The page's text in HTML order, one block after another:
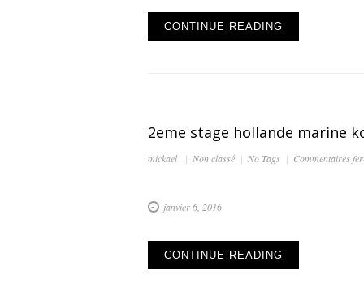
CONTINUE READING
2eme stage hollande marine
mickael Non classé No Tags Commentaires
janvier 6, 2016
CONTINUE READING